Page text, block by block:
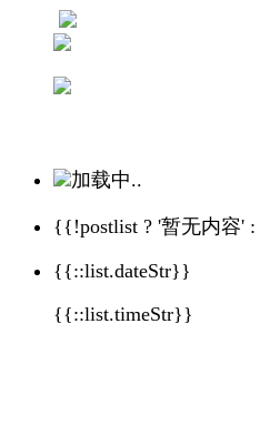
加载中..
{{!postlist ? '暂无内容'
{{::list.dateStr}}
{{::list.timeStr}}